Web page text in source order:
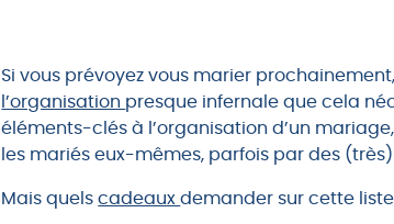
Si vous prévoyez vous marier
l’organisation presque infernale que cela
éléments-clés à l’organisation d’un
les mariés eux-mêmes, parfois par des
Mais quelscadeauxdemander sur cette